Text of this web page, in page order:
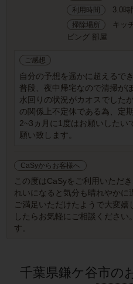
利用時間 3.0時
掃除場所
キッ
ビング 部屋
ご感想
自分の予想を遥かに超えるでき
普段、夜中帰宅なので清掃が
水回りの状況がカオスでした
の関係上不定休である為、定
2~3ヵ月に1度はお願いしたい
願い致します。
CaSyからお客様へ
この度はCaSyをご利用いただ
れいになると気分も晴れやか
ご満足いただけたようで大変嬉
したらお気軽にご相談ください
す。
千葉県鎌ケ谷市の